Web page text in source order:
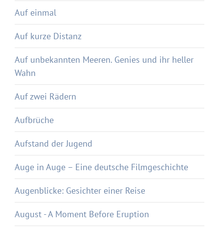
Auf einmal
Auf kurze Distanz
Auf unbekannten Meeren. Genies und ihr heller
Wahn
Auf zwei Rädern
Aufbrüche
Aufstand der Jugend
Auge in Auge – Eine deutsche Filmgeschichte
Augenblicke: Gesichter einer Reise
August - A Moment Before Eruption